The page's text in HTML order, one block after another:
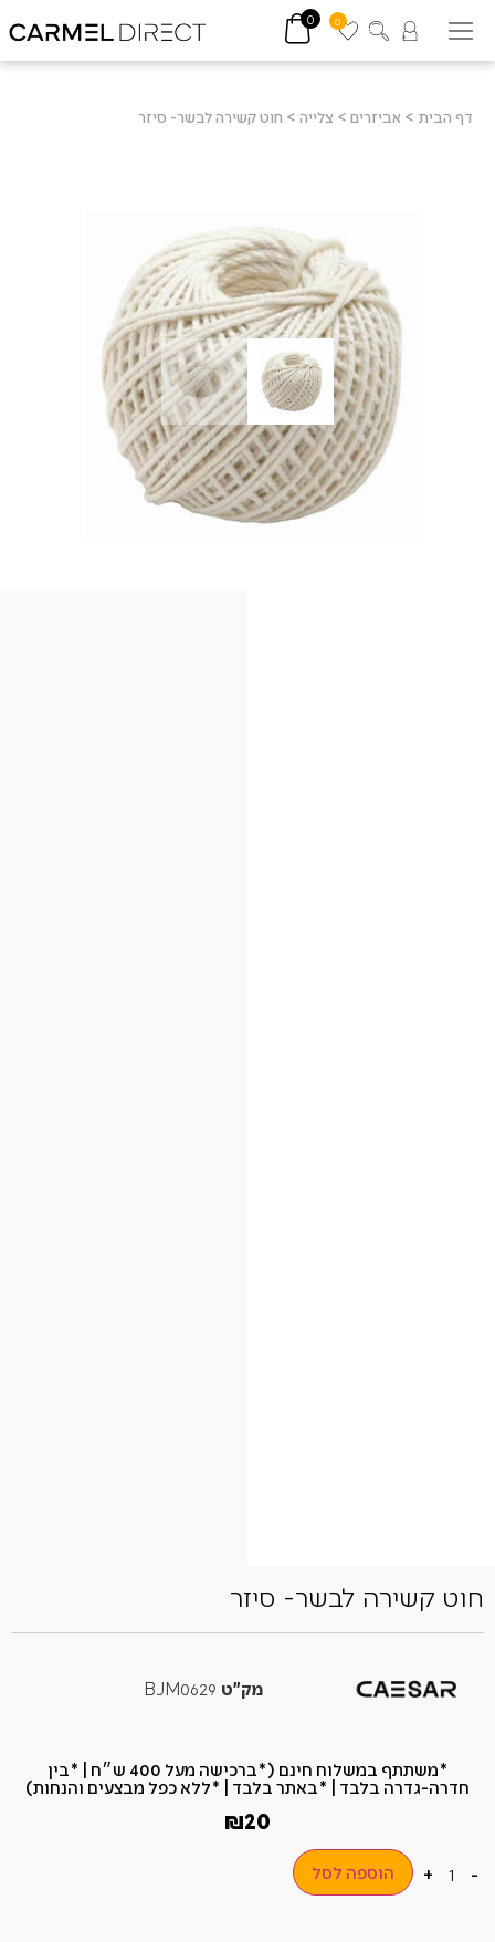
0
0
דף הבית > אביזרים > צלייה > חוט קשירה לבשר- סיזר
חוט קשירה לבשר- סיזר
מק"ט
*משתתף במשלוח חינם (*ברכישה מעל 400 ש״ח​ | *בין
חדרה-גדרה בלבד | *באתר בלבד | *ללא כפל מבצעים והנחות)
₪20
-
+ הוספה לסל